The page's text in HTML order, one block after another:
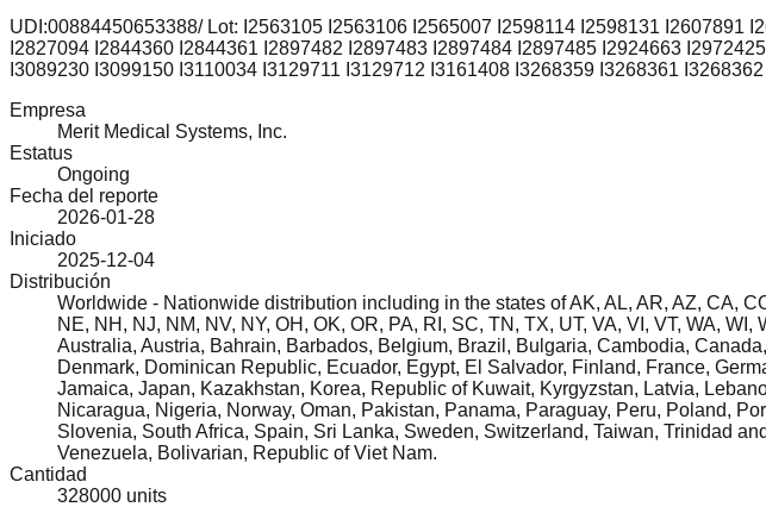
UDI:00884450653388/ Lot: I2563105 I2563106 I2565007 I2598114 I2598131
I2827094 I2844360 I2844361 I2897482 I2897483 I2897484 I2897485 I2924663
I3089230 I3099150 I3110034 I3129711 I3129712 I3161408 I3268359 I3268361 I3268362
Empresa
Merit Medical Systems, Inc.
Estatus
Ongoing
Fecha del reporte
2026-01-28
Iniciado
2025-12-04
Distribución
Worldwide - Nationwide distribution including in the states of AK, AL, AR, AZ, CA,
NE, NH, NJ, NM, NV, NY, OH, OK, OR, PA, RI, SC, TN, TX, UT, VA, VI, VT, WA,
Australia, Austria, Bahrain, Barbados, Belgium, Brazil, Bulgaria, Cambodia,
Denmark, Dominican Republic, Ecuador, Egypt, El Salvador, Finland, France,
Jamaica, Japan, Kazakhstan, Korea, Republic of Kuwait, Kyrgyzstan, Latvia,
Nicaragua, Nigeria, Norway, Oman, Pakistan, Panama, Paraguay, Peru, Poland,
Slovenia, South Africa, Spain, Sri Lanka, Sweden, Switzerland, Taiwan, Trinidad
Venezuela, Bolivarian, Republic of Viet Nam.
Cantidad
328000 units